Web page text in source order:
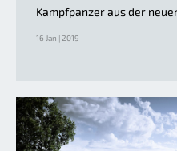
Kampfpanzer aus der
16 Jan | 2019